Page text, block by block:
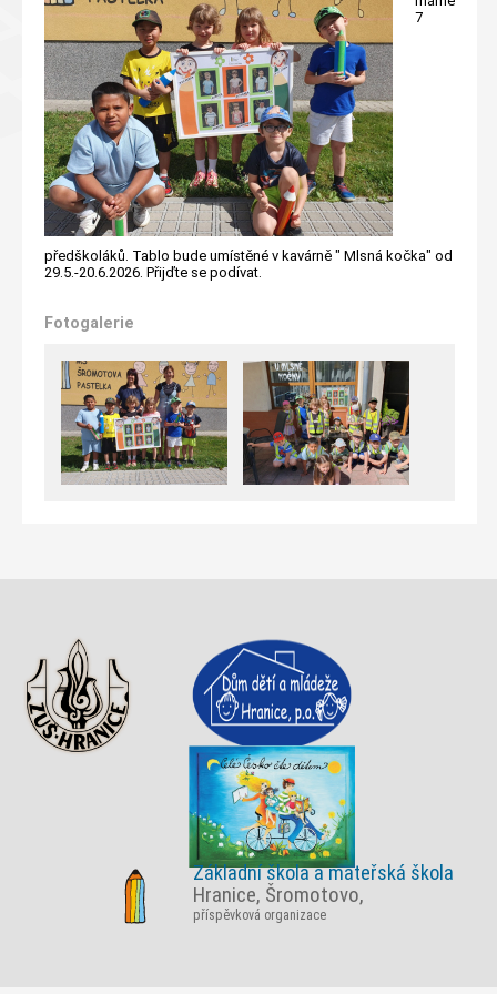
7
předškoláků. Tablo bude umístěné v kavárně " Mlsná kočka" od
29.5.-20.6.2026. Přijďte se podívat.
Fotogalerie
Základní škola a mateřská škola
Hranice, Šromotovo,
příspěvková organizace